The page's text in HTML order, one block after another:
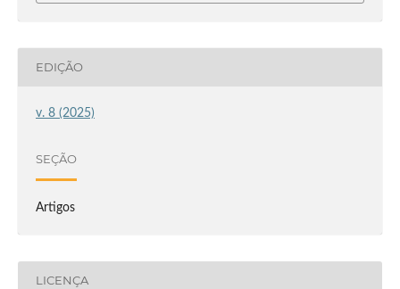
EDIÇÃO
v. 8 (2025)
SEÇÃO
Artigos
LICENÇA